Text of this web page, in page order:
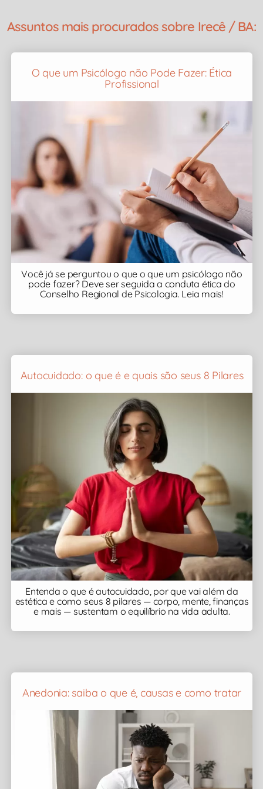
Assuntos mais procurados sobre Irecê / BA:
O que um Psicólogo não Pode Fazer: Ética
Profissional
Você já se perguntou o que o que um psicólogo não
pode fazer? Deve ser seguida a conduta ética do
Conselho Regional de Psicologia. Leia mais!
Autocuidado: o que é e quais são seus 8 Pilares
Entenda o que é autocuidado, por que vai além da
estética e como seus 8 pilares — corpo, mente, finanças
e mais — sustentam o equilíbrio na vida adulta.
Anedonia: saiba o que é, causas e como tratar